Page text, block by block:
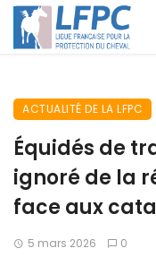
ACTUALITÉ DE LA LFPC
Équidés de
ignoré de la
face aux
5 mars 2026 0